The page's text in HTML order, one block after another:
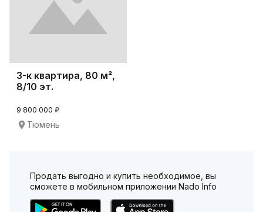
3-к квартира, 80 м²,
8/10 эт.
9 800 000 ₽
Тюмень
Продать выгодно и купить необходимое, вы
сможете в мобильном приложении Nado Info